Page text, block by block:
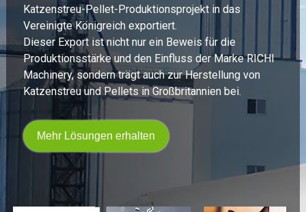
Katzenstreu-Pellet-Produktionsprojekt in das
Vereinigte Königreich exportiert.
Dieser Export ist nicht nur ein Beweis für die
Produktionsstärke und den Einfluss der Marke RICHI
Machinery, sondern trägt auch zur Herstellung von
Katzenstreu und Pellets in Großbritannien bei.
Mehr Lösungen erhalten